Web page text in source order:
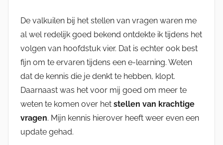
De valkuilen bij het stellen van vragen waren me
al wel redelijk goed bekend ontdekte ik tijdens het
volgen van hoofdstuk vier. Dat is echter ook best
fijn om te ervaren tijdens een e-learning. Weten
dat de kennis die je denkt te hebben, klopt.
Daarnaast was het voor mij goed om meer te
weten te komen over het stellen van krachtige
vragen. Mijn kennis hierover heeft weer even een
update gehad.